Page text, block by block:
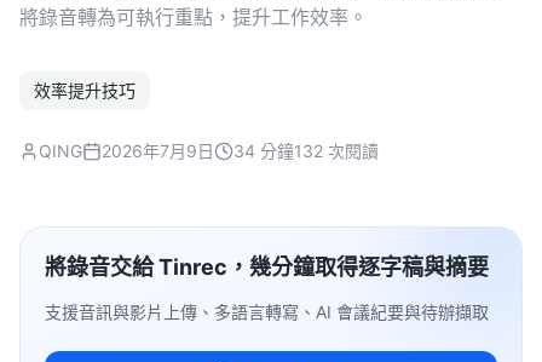
將錄音轉為可執行重點，提升工作效率。
效率提升技巧
QING 2026年7月9日 34 分鐘132 次閱讀
將錄音交給 Tinrec，幾分鐘取得逐字稿與摘要
支援音訊與影片上傳、多語言轉寫、AI 會議紀要與待辦擷取